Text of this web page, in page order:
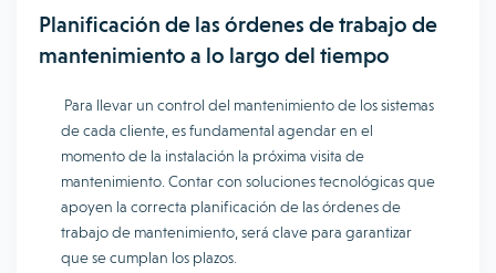
Planificación de las órdenes de trabajo de
mantenimiento a lo largo del tiempo
Para llevar un control del mantenimiento de los sistemas
de cada cliente, es fundamental agendar en el
momento de la instalación la próxima visita de
mantenimiento. Contar con soluciones tecnológicas que
apoyen la correcta planificación de las órdenes de
trabajo de mantenimiento, será clave para garantizar
que se cumplan los plazos.